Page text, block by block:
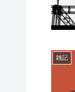
雑記